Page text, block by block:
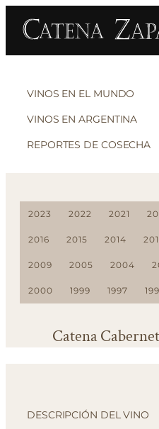
VINOS EN EL MUNDO
VINOS EN ARGENTINA
REPORTES DE COSECHA
2023 2022 2021
2016 2015 2014
2009 2005 2004
2000 1999 1997
Catena
DESCRIPCIÓN DEL VINO